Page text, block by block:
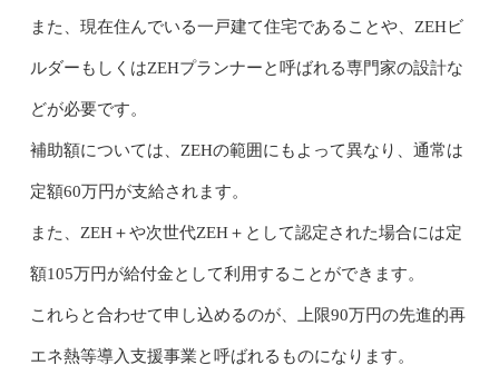
また、現在住んでいる一戸建て住宅であることや、ZEHビ
ルダーもしくはZEHプランナーと呼ばれる専門家の設計な
どが必要です。
補助額については、ZEHの範囲にもよって異なり、通常は
定額60万円が支給されます。
また、ZEH＋や次世代ZEH＋として認定された場合には定
額105万円が給付金として利用することができます。
これらと合わせて申し込めるのが、上限90万円の先進的再
エネ熱等導入支援事業と呼ばれるものになります。